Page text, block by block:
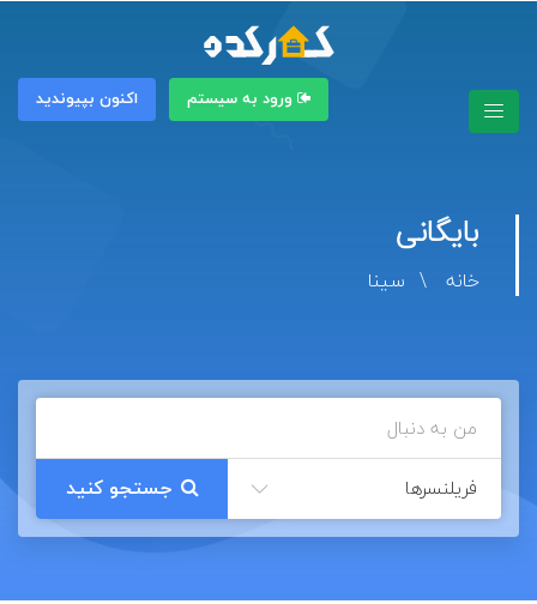
ورود به سیستم اکنون بپیوندید
بایگانی
خانه سینا
فریلنسرها جستجو کنید